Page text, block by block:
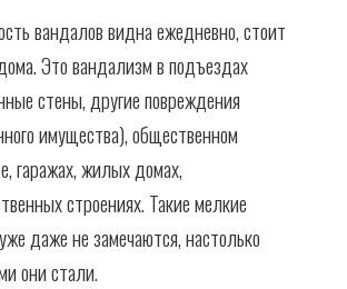
вандалов видна ежедневно, стоит
Это вандализм в подъездах
стены, другие повреждения
имущества), общественном
гаражах, жилых домах,
строениях. Такие мелкие
даже не замечаются, настолько
они стали.